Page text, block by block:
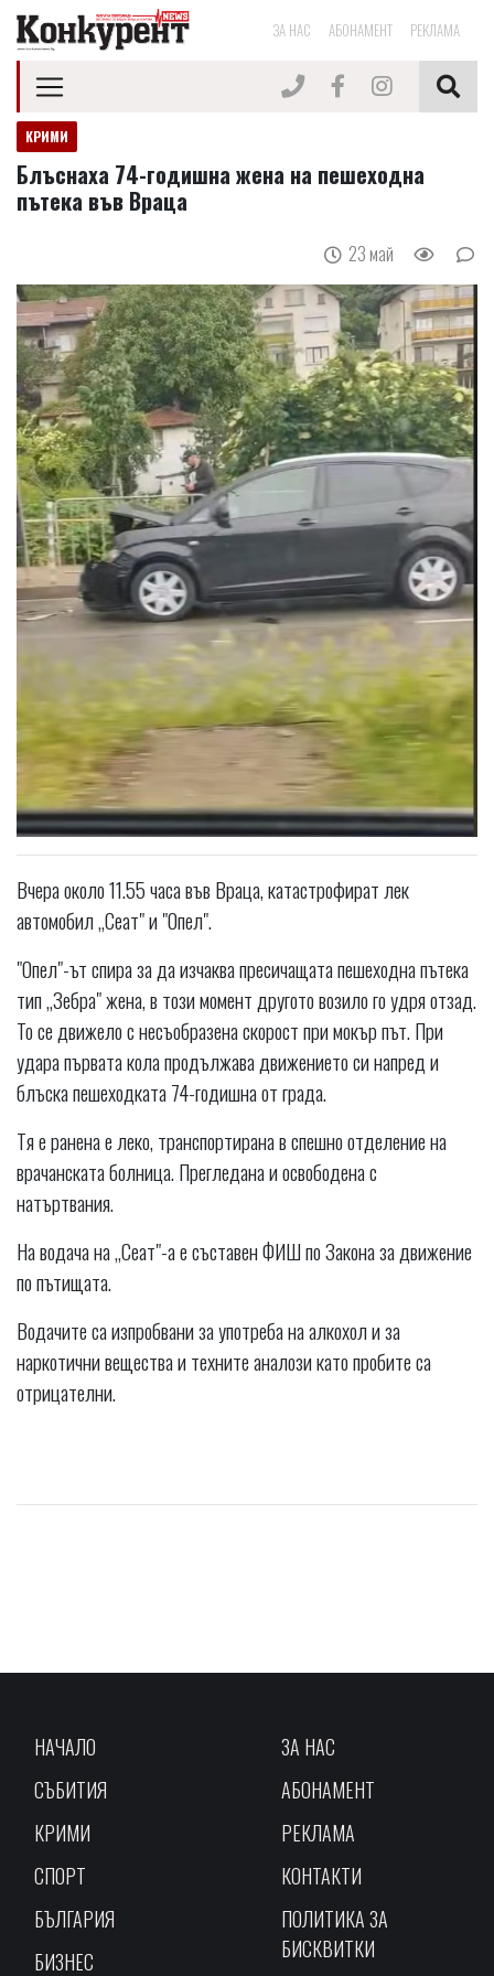
ЗА НАС АБОНАМЕНТ РЕКЛАМА
КРИМИ
Блъснаха 74-годишна жена на пешеходна
пътека във Враца
23 май
Вчера около 11.55 часа във Враца, катастрофират лек
автомобил „Сеат" и "Опел".
"Опел"-ът спира за да изчаква пресичащата пешеходна пътека
тип „Зебра" жена, в този момент другото возило го удря отзад.
То се движело с несъобразена скорост при мокър път. При
удара първата кола продължава движението си напред и
блъска пешеходката 74-годишна от града.
Тя е ранена е леко, транспортирана в спешно отделение на
врачанската болница. Прегледана и освободена с
натъртвания.
На водача на „Сеат"-а е съставен ФИШ по Закона за движение
по пътищата.
Водачите са изпробвани за употреба на алкохол и за
наркотични вещества и техните аналози като пробите са
отрицателни.
НАЧАЛО
СЪБИТИЯ
КРИМИ
СПОРТ
БЪЛГАРИЯ
БИЗНЕС
ЗА НАС
АБОНАМЕНТ
РЕКЛАМА
КОНТАКТИ
ПОЛИТИКА ЗА
БИСКВИТКИ